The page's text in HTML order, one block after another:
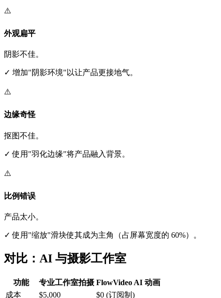
⚠️
外观扁平
阴影不佳。
✓ 增加"阴影环境"以让产品更接地气。
⚠️
边缘奇怪
抠图不佳。
✓使用"羽化边缘"将产品融入背景。
⚠️
比例错误
产品太小。
✓使用"缩放"滑块使其成为主角（占屏幕宽度的 60%）。
对比：AI 与摄影工作室
功能 专业工作室拍摄 FlowVideo AI 动画
成本
$5,000 $0 (订阅制)